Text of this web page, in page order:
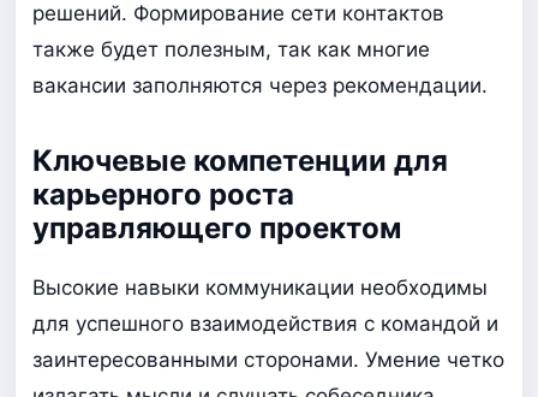
решений. Формирование сети контактов
также будет полезным, так как многие
вакансии заполняются через рекомендации.
Ключевые компетенции для
карьерного роста
управляющего проектом
Высокие навыки коммуникации необходимы
для успешного взаимодействия с командой и
заинтересованными сторонами. Умение четко